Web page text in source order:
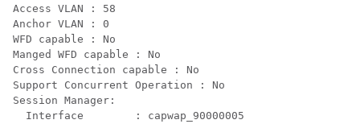
Access VLAN : 58
Anchor VLAN : 0
WFD capable : No
Manged WFD capable : No
Cross Connection capable : No
Support Concurrent Operation : No
Session Manager:
  Interface        : capwap_90000005